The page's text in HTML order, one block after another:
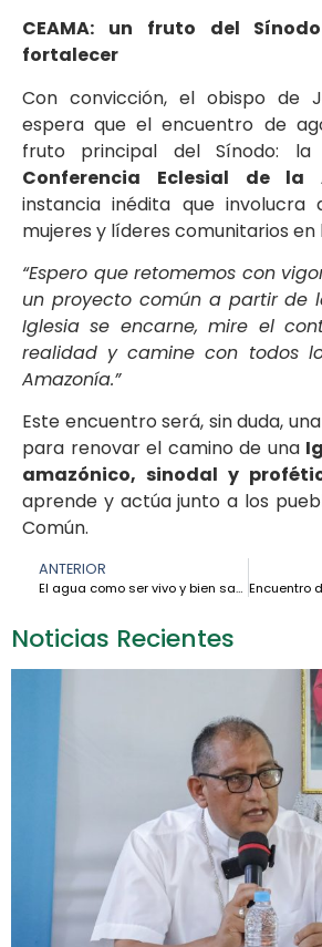
Noticias Recientes
CEAMA: un fruto del
fortalecer
Con convicción, el obispo de
espera que el encuentro de
fruto principal del Sínodo:
Conferencia Eclesial de la
instancia inédita que involucra
mujeres y líderes comunitarios en
“Espero que retomemos con
un proyecto común a partir de
Iglesia se encarne, mire el
realidad y camine con todos
Amazonía.”
Este encuentro será, sin duda,
para renovar el camino de una
amazónico, sinodal y
aprende y actúa junto a los
Común.
ANTERIOR
El agua como ser vivo y bien sagrado: la defensa del Pueblo Sarayaku – Nelson Alex Dahua